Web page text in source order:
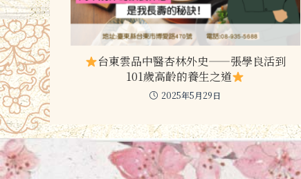
台東雲品中醫杏林外史——張學良活到
101歲高齡的養生之道
2025年5月29日